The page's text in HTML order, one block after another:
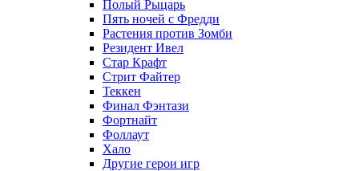
Полый Рыцарь
Пять ночей с Фредди
Растения против Зомби
Резидент Ивел
Стар Крафт
Стрит Файтер
Теккен
Финал Фэнтази
Фортнайт
Фоллаут
Хало
Другие герои игр